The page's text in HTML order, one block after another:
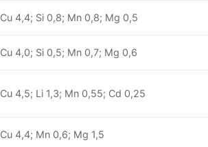
Cu 4,4; Si 0,8; Mn 0,8; Mg 0,5
Cu 4,0; Si 0,5; Mn 0,7; Mg 0,6
Cu 4,5; Li 1,3; Mn 0,55; Cd 0,25
Cu 4,4; Mn 0,6; Mg 1,5